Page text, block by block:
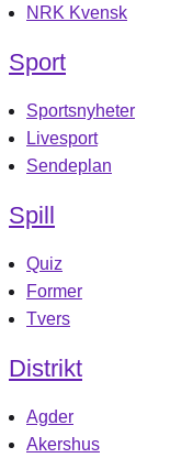
NRK Kvensk
Sport
Sportsnyheter
Livesport
Sendeplan
Spill
Quiz
Former
Tvers
Distrikt
Agder
Akershus